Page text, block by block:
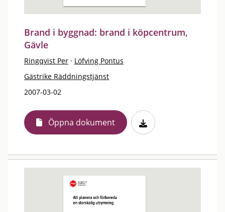
Brand i byggnad: brand i köpcentrum,
Gävle
Ringqvist Per · Löfving Pontus
Gästrike Räddningstjänst
2007-03-02
Öppna dokument